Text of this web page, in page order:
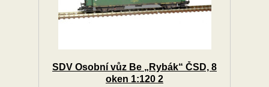
SDV Osobní vůz Be „Rybák“ ČSD, 8
oken 1:120 2